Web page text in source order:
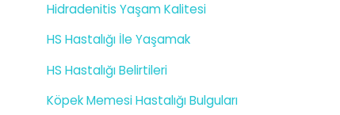
Hidradenitis Yaşam Kalitesi
HS Hastalığı İle Yaşamak
HS Hastalığı Belirtileri
Köpek Memesi Hastalığı Bulguları